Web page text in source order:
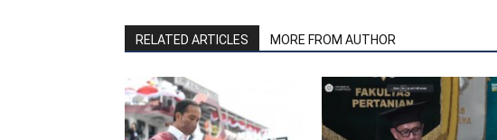
RELATED ARTICLES MORE FROM AUTHOR